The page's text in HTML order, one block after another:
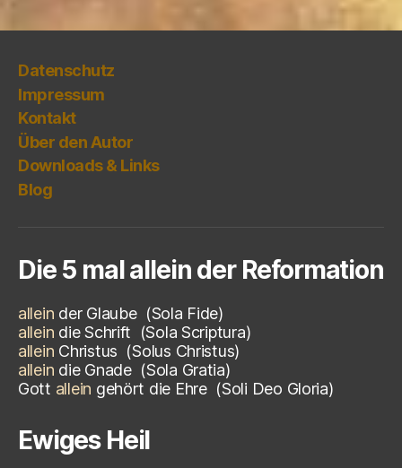
Datenschutz
Impressum
Kontakt
Über den Autor
Downloads & Links
Blog
Die 5 mal allein der Reformation
allein der Glaube (Sola Fide)
allein die Schrift
(Sola Scriptura)
allein Christus (Solus Christus)
allein die Gnade (Sola Gratia)
Gott allein gehört die Ehre (Soli Deo Gloria)
Ewiges Heil